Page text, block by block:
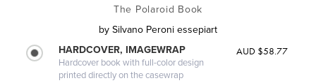
The Polaroid Book
by Silvano Peroni essepiart
HARDCOVER, IMAGEWRAP
Hardcover book with full-color design
printed directly on the casewrap
AUD $58.77